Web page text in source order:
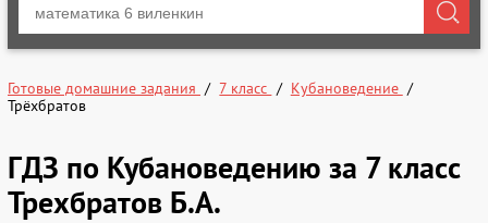
Готовые домашние задания 7 класс
Кубановедение
Трёхбратов
ГДЗ по Кубановедению за 7 класс
Трехбратов Б.А.